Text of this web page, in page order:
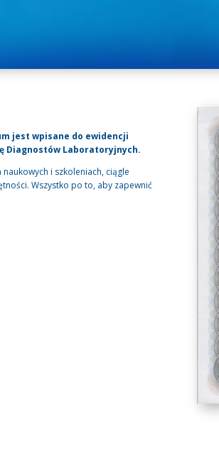
jest wpisane do ewidencji
Diagnostów Laboratoryjnych.
i szkoleniach, ciągle
Wszystko po to, aby zapewnić